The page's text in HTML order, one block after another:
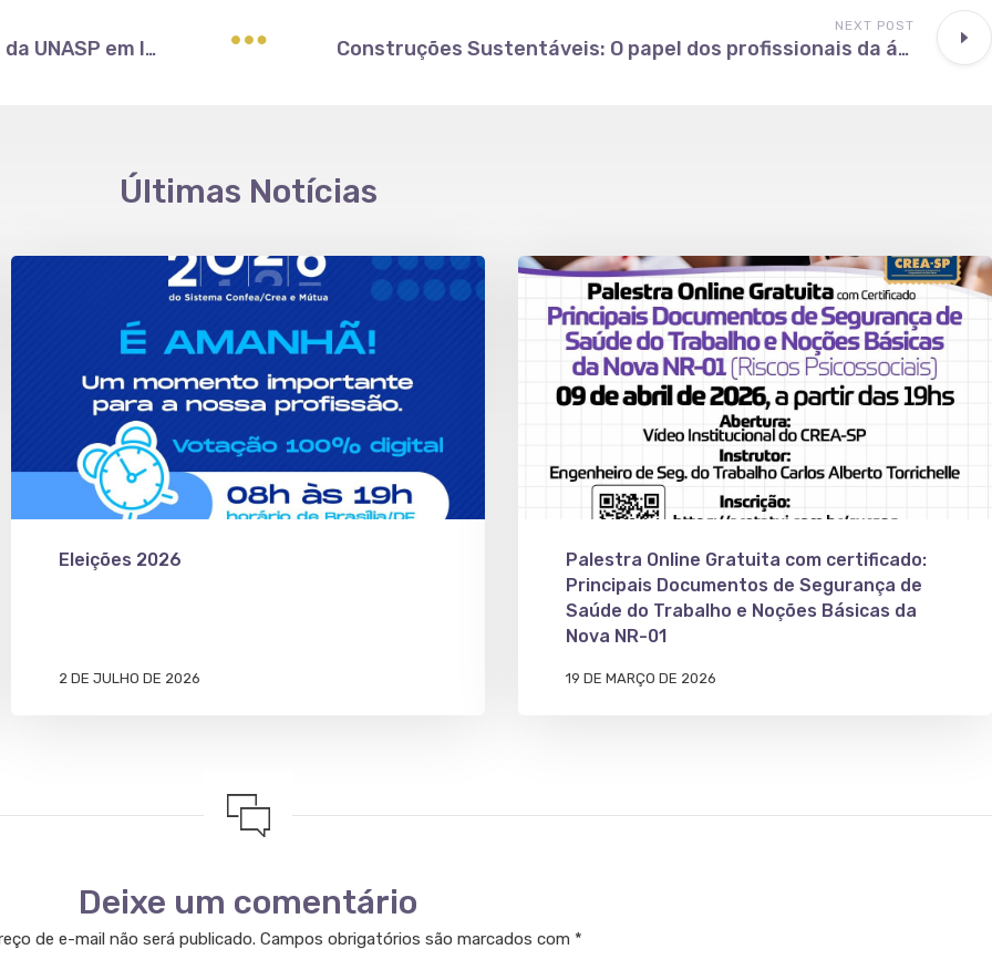
ARET participa de encontro com entidades da UNASP em Itapeva
NEXT POST
Construções Sustentáveis: O papel dos profissionais da área
Últimas Notícias
Eleições 2026
2 DE JULHO DE 2026
Palestra Online Gratuita com certificado:
Principais Documentos de Segurança de
Saúde do Trabalho e Noções Básicas da
Nova NR-01
19 DE MARÇO DE 2026
Deixe um comentário
de e-mail não será publicado. Campos obrigatórios são marcados com *